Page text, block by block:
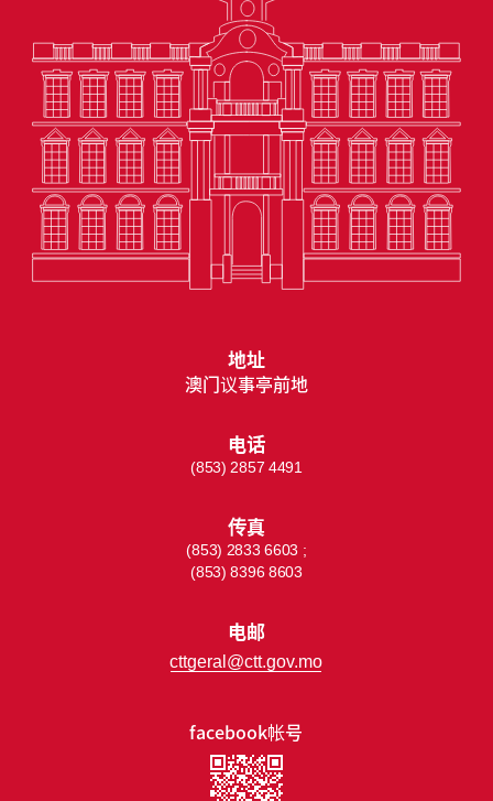
facebook帐号
地址
澳门议事亭前地
电话
(853) 2857 4491
传真
(853) 2833 6603 ;
(853) 8396 8603
电邮
cttgeral@ctt.gov.mo